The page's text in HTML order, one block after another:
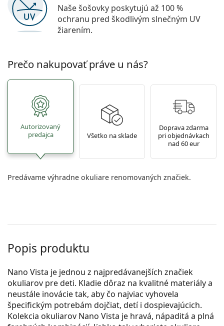
Naše šošovky poskytujú až 100 %
ochranu pred škodlivým slnečným UV
žiarením.
Prečo nakupovať práve u nás?
Autorizovaný
predajca
Všetko na sklade
Doprava zdarma
pri objednávkach
nad 60 eur
Predávame výhradne okuliare renomovaných značiek.
Popis produktu
Nano Vista je jednou z najpredávanejších značiek
okuliarov pre deti. Kladie dôraz na kvalitné materiály a
neustále inovácie tak, aby čo najviac vyhovela
špecifickým potrebám dojčiat, detí i dospievajúcich.
Kolekcia okuliarov Nano Vista je hravá, nápaditá a plná